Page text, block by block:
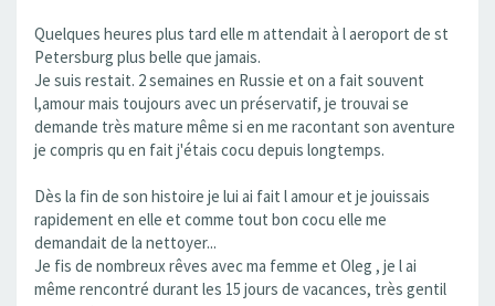
Quelques heures plus tard elle m attendait à l aeroport de st
Petersburg plus belle que jamais.
Je suis restait. 2 semaines en Russie et on a fait souvent
l,amour mais toujours avec un préservatif, je trouvai se
demande très mature même si en me racontant son aventure
je compris qu en fait j'étais cocu depuis longtemps.
Dès la fin de son histoire je lui ai fait l amour et je jouissais
rapidement en elle et comme tout bon cocu elle me
demandait de la nettoyer...
Je fis de nombreux rêves avec ma femme et Oleg , je l ai
même rencontré durant les 15 jours de vacances, très gentil